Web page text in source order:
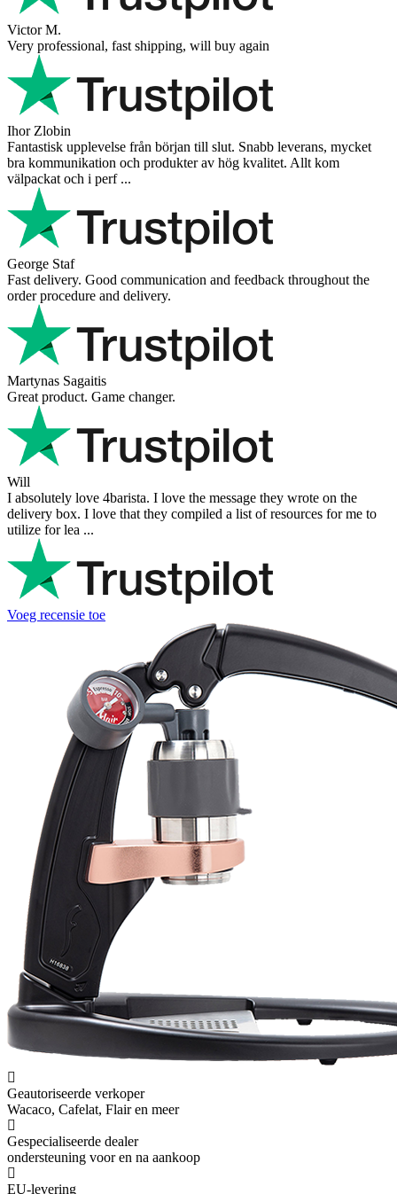
Victor M.
Very professional, fast shipping, will buy again
Ihor Zlobin
Fantastisk upplevelse från början till slut. Snabb leverans, mycket
bra kommunikation och produkter av hög kvalitet. Allt kom
välpackat och i perf ...
George Staf
Fast delivery. Good communication and feedback throughout the
order procedure and delivery.
Martynas Sagaitis
Great product. Game changer.
Will
I absolutely love 4barista. I love the message they wrote on the
delivery box. I love that they compiled a list of resources for me to
utilize for lea ...
Voeg recensie toe
Geautoriseerde verkoper
Wacaco, Cafelat, Flair en meer
Gespecialiseerde dealer
ondersteuning voor en na aankoop
EU-levering